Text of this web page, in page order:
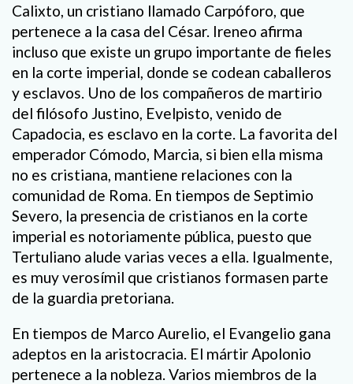
Calixto, un cristiano llamado Carpóforo, que
pertenece a la casa del César. Ireneo afirma
incluso que existe un grupo importante de fieles
en la corte imperial, donde se codean caballeros
y esclavos. Uno de los compañeros de martirio
del filósofo Justino, Evelpisto, venido de
Capadocia, es esclavo en la corte. La favorita del
emperador Cómodo, Marcia, si bien ella misma
no es cristiana, mantiene relaciones con la
comunidad de Roma. En tiempos de Septimio
Severo, la presencia de cristianos en la corte
imperial es notoriamente pública, puesto que
Tertuliano alude varias veces a ella. Igualmente,
es muy verosímil que cristianos formasen parte
de la guardia pretoriana.
En tiempos de Marco Aurelio, el Evangelio gana
adeptos en la aristocracia. El mártir Apolonio
pertenece a la nobleza. Varios miembros de la